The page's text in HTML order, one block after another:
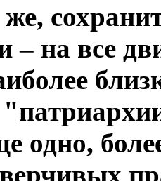
– на все
одно,